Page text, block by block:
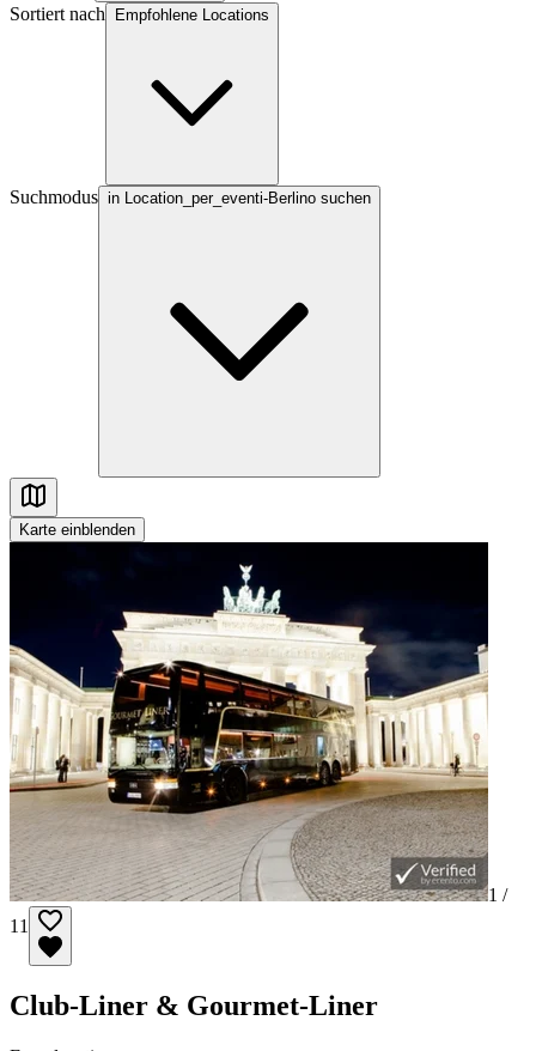
Sortiert nach Empfohlene Locations
Suchmodus in Location_per_eventi-Berlino suchen
Karte einblenden
1 /
11
Club-Liner & Gourmet-Liner